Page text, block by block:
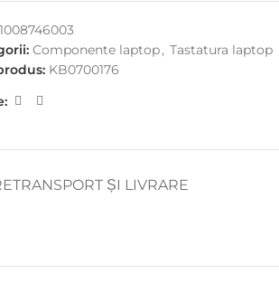
1008746003
Componente laptop, Tastatura laptop
KB0700176
TRANSPORT ȘI LIVRARE